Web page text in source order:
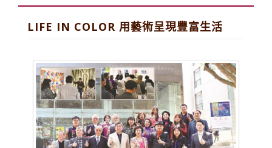
LIFE IN COLOR 用藝術呈現豐富生活